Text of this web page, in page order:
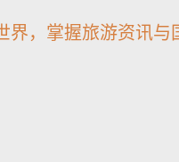
界，掌握旅游资讯